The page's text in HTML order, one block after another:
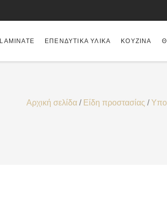
LAMINATE ΕΠΕΝΔΥΤΙΚΆ ΥΛΙΚΆ ΚΟΥΖΊΝΑ
Αρχική σελίδα / Είδη προστασίας /